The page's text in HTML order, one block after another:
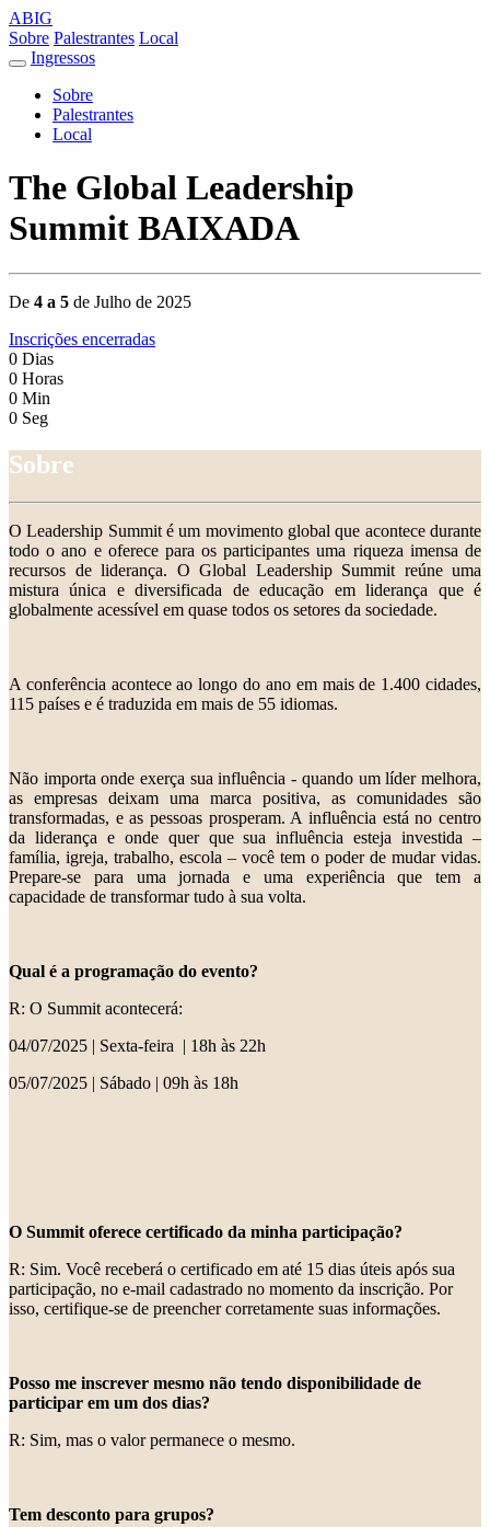
ABIG
Sobre Palestrantes Local
Ingressos
Sobre
Palestrantes
Local
The Global Leadership
Summit BAIXADA
De 4 a 5 de Julho de 2025
Inscrições encerradas
0 Dias
0 Horas
0 Min
0 Seg
Sobre
O Leadership Summit é um movimento global que acontece durante
todo o ano e oferece para os participantes uma riqueza imensa de
recursos de liderança. O Global Leadership Summit reúne uma
mistura única e diversificada de educação em liderança que é
globalmente acessível em quase todos os setores da sociedade.
A conferência acontece ao longo do ano em mais de 1.400 cidades,
115 países e é traduzida em mais de 55 idiomas.
Não importa onde exerça sua influência - quando um líder melhora,
as empresas deixam uma marca positiva, as comunidades são
transformadas, e as pessoas prosperam. A influência está no centro
da liderança e onde quer que sua influência esteja investida –
família, igreja, trabalho, escola – você tem o poder de mudar vidas.
Prepare-se para uma jornada e uma experiência que tem a
capacidade de transformar tudo à sua volta.
Qual é a programação do evento?
R: O Summit acontecerá:
04/07/2025 | Sexta-feira | 18h às 22h
05/07/2025 | Sábado | 09h às 18h
O Summit oferece certificado da minha participação?
R: Sim. Você receberá o certificado em até 15 dias úteis após sua
participação, no e-mail cadastrado no momento da inscrição. Por
isso, certifique-se de preencher corretamente suas informações.
Posso me inscrever mesmo não tendo disponibilidade de
participar em um dos dias?
R: Sim, mas o valor permanece o mesmo.
Tem desconto para grupos?